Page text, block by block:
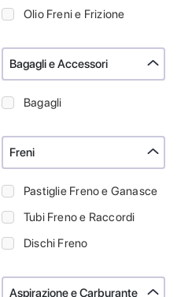
Olio Freni e Frizione
Bagagli e Accessori
Bagagli
Freni
Pastiglie Freno e Ganasce
Tubi Freno e Raccordi
Dischi Freno
Aspirazione e Carburante